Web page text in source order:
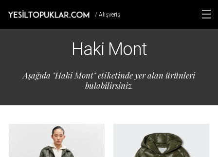
/ Alışveriş
Haki Mont
Aşağıda "Haki Mont" etiketinde yer alan ürünleri
bulabilirsiniz.